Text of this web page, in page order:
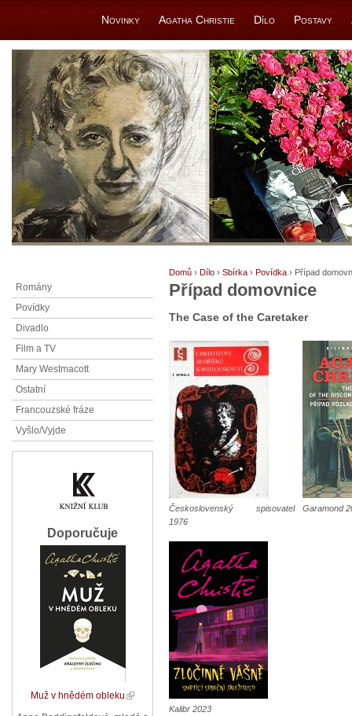
Novinky Agatha Christie Dílo Postavy
Domů › Dílo › Sbírka › Povídka › Případ
Případ domovnice
The Case of the Caretaker
Československý spisovatel
1976
Garamond
Kalibr 2023
Romány
Povídky
Divadlo
Film a TV
Mary Westmacott
Ostatní
Francouzské fráze
Vyšlo/Vyjde
Doporučuje
Muž v hnědém obleku